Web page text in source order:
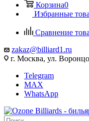
Корзина0
Избранные
Сравнение
zakaz@billiard1.ru
г. Москва, ул.
Telegram
MAX
WhatsApp